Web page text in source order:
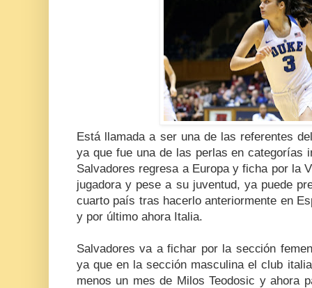
Está llamada a ser una de las referentes
ya que fue una de las perlas en categorías
Salvadores regresa a Europa y ficha por la
jugadora y pese a su juventud, ya puede
cuarto país tras hacerlo anteriormente en
y por último ahora Italia.
Salvadores va a fichar por la sección
ya que en la sección masculina el club
menos un mes de Milos Teodosic y ahora